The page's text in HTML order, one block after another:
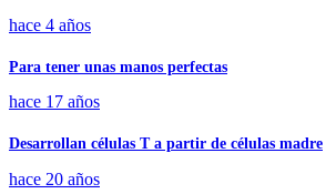
hace 4 años
Para tener unas manos perfectas
hace 17 años
Desarrollan células T a partir de células madre
hace 20 años